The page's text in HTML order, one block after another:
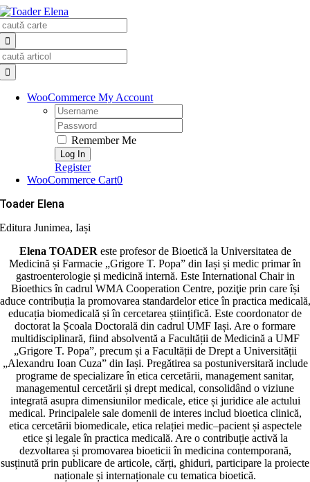
Skip
to
content
WooCommerce My Account
Username:
Password:
Remember Me
Register
WooCommerce Cart0
Toader Elena
Editura Junimea, Iași
Elena TOADER este profesor de Bioetică la Universitatea de
Medicină și Farmacie „Grigore T. Popa” din Iași și medic primar în
gastroenterologie și medicină internă. Este International Chair in
Bioethics în cadrul WMA Cooperation Centre, poziţie prin care își
aduce contribuția la promovarea standardelor etice în practica medicală,
educația bio­medicală și în cercetarea științifică. Este coordonator de
doctorat la Școala Doctorală din cadrul UMF Iași. Are o formare
multidisciplinară, fiind absolventă a Facultății de Medi­cină a UMF
„Grigore T. Popa”, precum și a Facultății de Drept a Universității
„Alexandru Ioan Cuza” din Iași. Pregătirea sa postuniversitară include
programe de spe­cializare în etica cercetării, management sanitar,
managementul cercetării și drept me­dical, consolidând o viziune
integrată asupra dimensiunilor medicale, etice și juridice ale actului
medical. Principalele sale domenii de interes includ bioetica clinică,
etica cercetării biomedi­cale, etica relației medic–pacient și aspectele
etice și legale în practica medicală. Are o contribuție activă la
dezvoltarea și promovarea bioeticii în medicina contemporană,
susținută prin publicare de articole, cărți, ghiduri, participare la proiecte
naționale și internaționale cu tematica bioetică.